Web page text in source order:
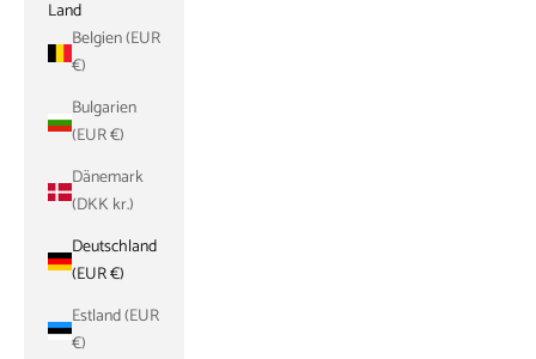
Land
Belgien (EUR
€)
Bulgarien
(EUR €)
Dänemark
(DKK kr.)
Deutschland
(EUR €)
Estland (EUR
€)